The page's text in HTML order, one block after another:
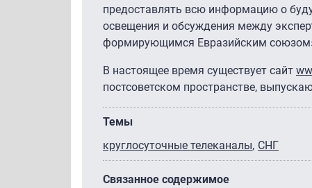
предоставлять всю информацию о
освещения и обсуждения между
формирующимся Евразийским
В настоящее время существует сайт
постсоветском пространстве,
Темы
круглосуточные телеканалы СНГ
Связанное содержимое